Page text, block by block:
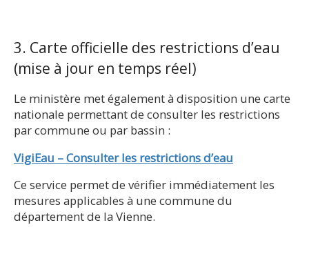
3. Carte officielle des restrictions d’eau
(mise à jour en temps réel)
Le ministère met également à disposition une carte
nationale permettant de consulter les restrictions
par commune ou par bassin :
VigiEau – Consulter les restrictions d’eau
Ce service permet de vérifier immédiatement les
mesures applicables à une commune du
département de la Vienne.